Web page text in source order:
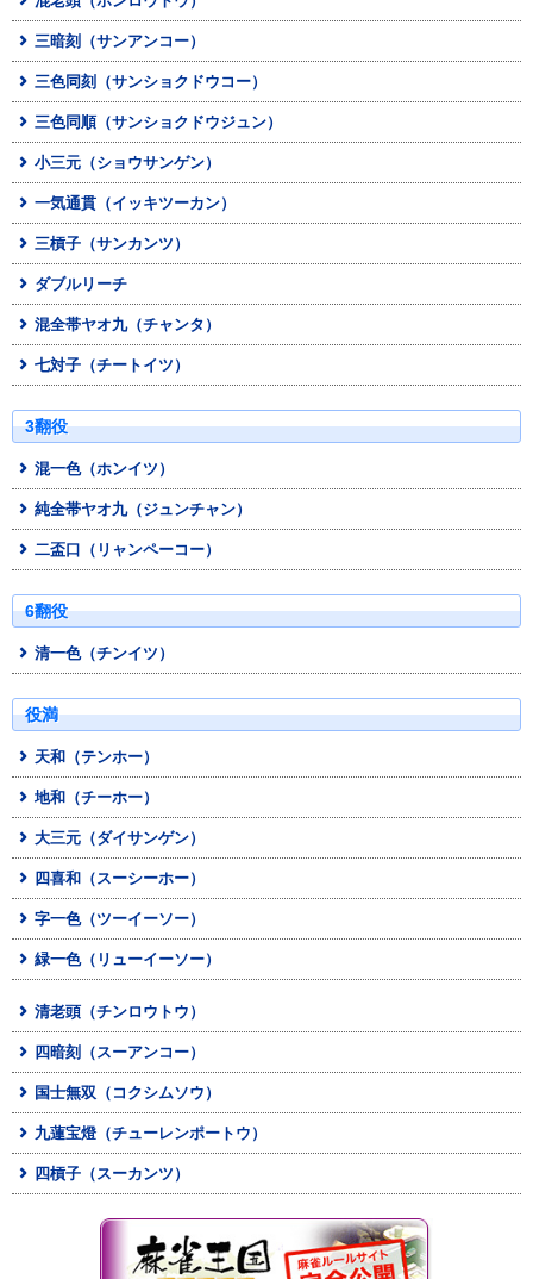
三暗刻（サンアンコー）
三色同刻（サンショクドウコー）
三色同順（サンショクドウジュン）
小三元（ショウサンゲン）
一気通貫（イッキツーカン）
三槓子（サンカンツ）
ダブルリーチ
混全帯ヤオ九（チャンタ）
七対子（チートイツ）
3翻役
混一色（ホンイツ）
純全帯ヤオ九（ジュンチャン）
二盃口（リャンペーコー）
6翻役
清一色（チンイツ）
役満
天和（テンホー）
地和（チーホー）
大三元（ダイサンゲン）
四喜和（スーシーホー）
字一色（ツーイーソー）
緑一色（リューイーソー）
清老頭（チンロウトウ）
四暗刻（スーアンコー）
国士無双（コクシムソウ）
九蓮宝燈（チューレンポートウ）
四槓子（スーカンツ）